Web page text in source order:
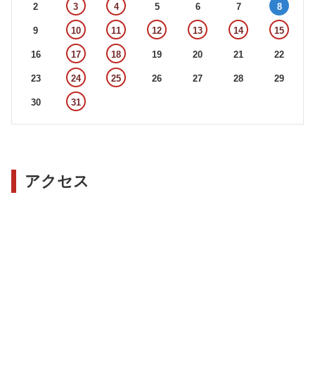
2 3 4 5 6 7 8
9 10 11 12 13 14 15
16 17 18 19 20 21 22
23 24 25 26 27 28 29
30 31
アクセス